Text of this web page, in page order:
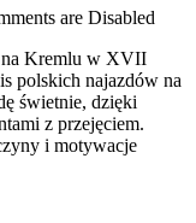
are Disabled
na Kremlu w XVII
polskich najazdów na
świetnie, dzięki
z przejęciem.
i motywacje